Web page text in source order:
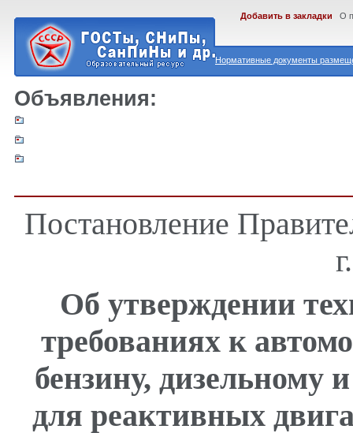
Нормативные документы
Добавить в закладки О
Объявления:
Постановление
Об утверждении
требованиях к
бензину, дизельному
для реактивных